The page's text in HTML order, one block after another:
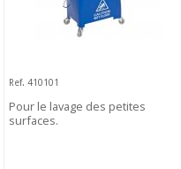
Ref. 410101
Pour le lavage des petites
surfaces.